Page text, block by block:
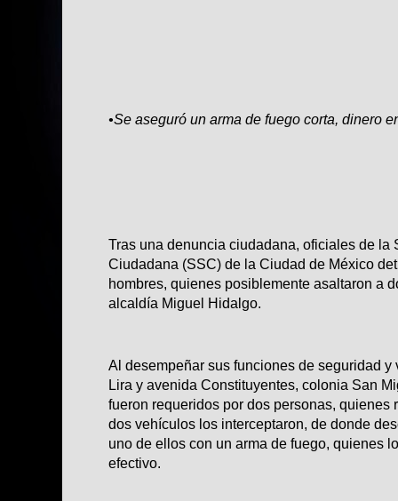
•Se aseguró un arma de fuego corta, dinero
Tras una denuncia ciudadana, oficiales de la
Ciudadana (SSC) de la Ciudad de México
hombres, quienes posiblemente asaltaron a
alcaldía Miguel Hidalgo.
Al desempeñar sus funciones de seguridad
Lira y avenida Constituyentes, colonia San
fueron requeridos por dos personas, quienes
dos vehículos los interceptaron, de donde
uno de ellos con un arma de fuego, quienes
efectivo.